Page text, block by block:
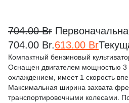
704.00Br
704.00 Br.613.00 Br
Компактный бензиновый
Оснащен двигателем мощностью 3
охлаждением, имеет 1 скорость
Максимальная ширина захвата
транспортировочными колесами.